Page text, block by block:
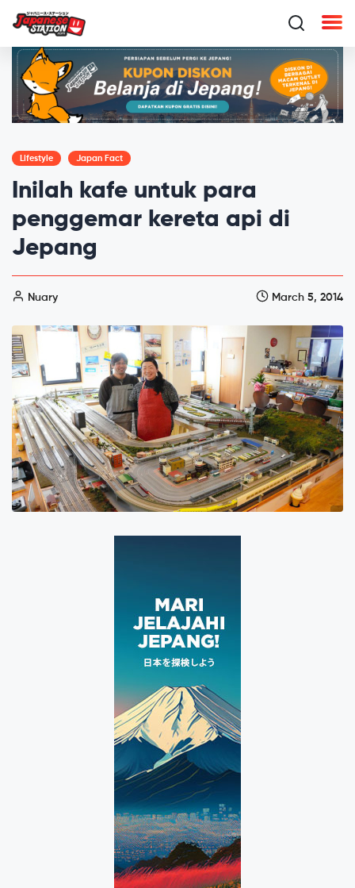
Lifestyle Japan Fact
Inilah kafe untuk para
penggemar kereta api di
Jepang
Nuary March 5, 2014